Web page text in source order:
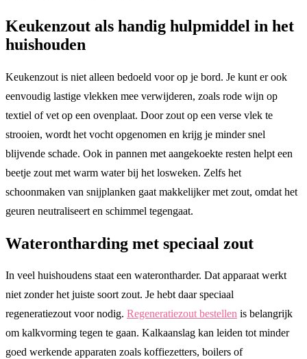
Keukenzout als handig hulpmiddel in het
huishouden
Keukenzout is niet alleen bedoeld voor op je bord. Je kunt er ook
eenvoudig lastige vlekken mee verwijderen, zoals rode wijn op
textiel of vet op een ovenplaat. Door zout op een verse vlek te
strooien, wordt het vocht opgenomen en krijg je minder snel
blijvende schade. Ook in pannen met aangekoekte resten helpt een
beetje zout met warm water bij het losweken. Zelfs het
schoonmaken van snijplanken gaat makkelijker met zout, omdat het
geuren neutraliseert en schimmel tegengaat.
Waterontharding met speciaal zout
In veel huishoudens staat een waterontharder. Dat apparaat werkt
niet zonder het juiste soort zout. Je hebt daar speciaal
regeneratiezout voor nodig. Regeneratiezout bestellen is belangrijk
om kalkvorming tegen te gaan. Kalkaanslag kan leiden tot minder
goed werkende apparaten zoals koffiezetters, boilers of